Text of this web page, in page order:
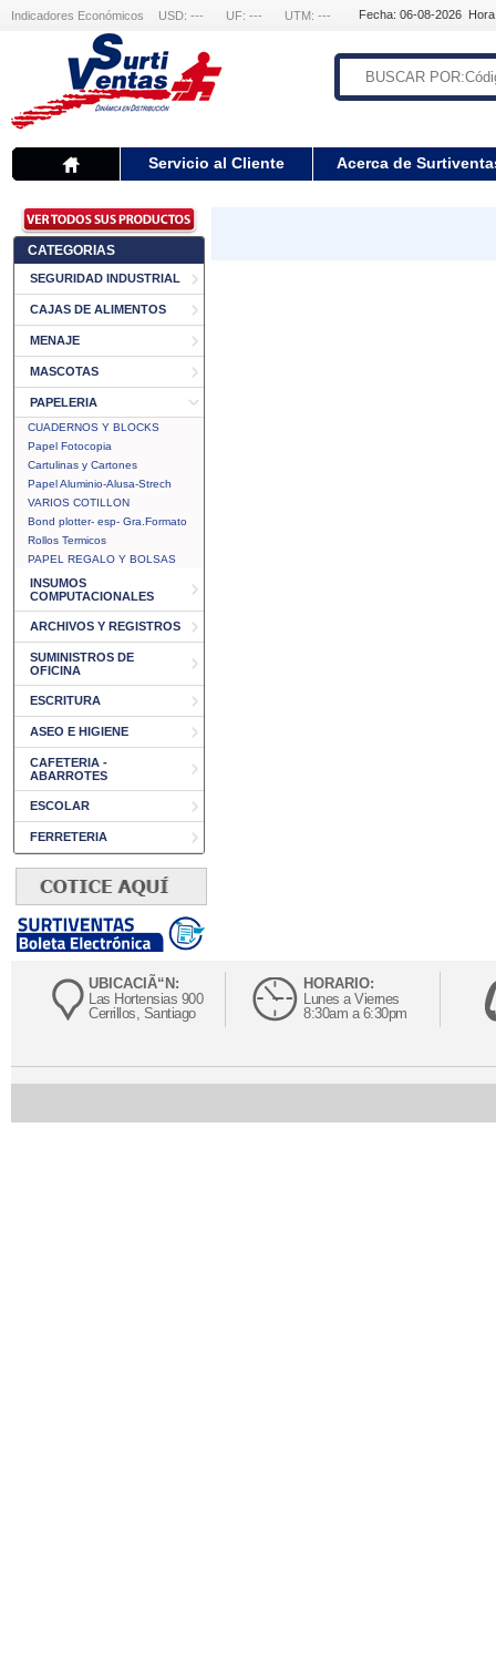
Indicadores Económicos USD: --- UF: --- UTM: --- Fecha: 06-08-2026
Servicio al Cliente Acerca de
CATEGORIAS
SEGURIDAD INDUSTRIAL
CAJAS DE ALIMENTOS
MENAJE
MASCOTAS
PAPELERIA
CUADERNOS Y BLOCKS
Papel Fotocopia
Cartulinas y Cartones
Papel Aluminio-Alusa-Strech
VARIOS COTILLON
Bond plotter- esp- Gra.Formato
Rollos Termicos
PAPEL REGALO Y BOLSAS
INSUMOS
COMPUTACIONALES
ARCHIVOS Y REGISTROS
SUMINISTROS DE
OFICINA
ESCRITURA
ASEO E HIGIENE
CAFETERIA -
ABARROTES
ESCOLAR
FERRETERIA
UBICACIÃ“N:
Las Hortensias 900
Cerrillos, Santiago
HORARIO:
Lunes a Viernes
8:30am a 6:30pm